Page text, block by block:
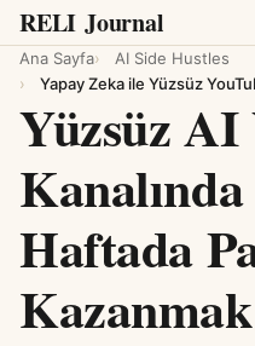
RELI Journal
Ana Sayfa
AI Side Hustles
Yapay Zeka ile Yüzsüz
Yüzsüz AI
Haftada
Kazanmak